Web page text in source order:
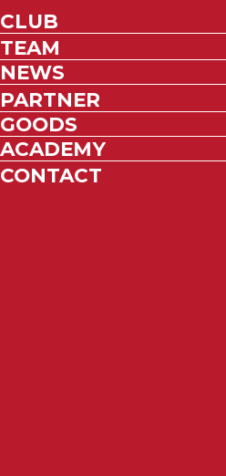
CLUB
TEAM
NEWS
PARTNER
GOODS
ACADEMY
CONTACT